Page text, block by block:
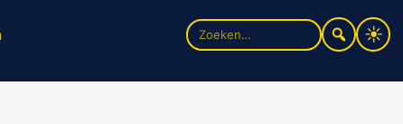
Zoek
naar: